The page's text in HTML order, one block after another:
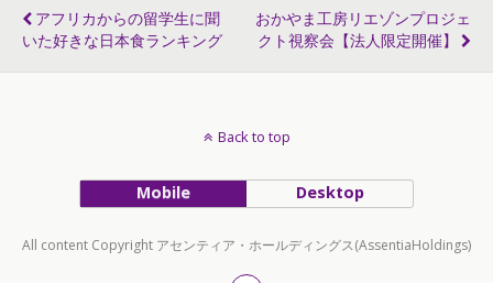
アフリカからの留学生に聞
いた好きな日本食ランキング
おかやま工房リエゾンプロジェ
クト視察会【法人限定開催】
Back to top
Mobile Desktop
All content Copyright アセンティア・ホールディングス(AssentiaHoldings)